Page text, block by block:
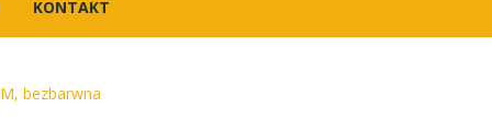
KONTAKT
bezbarwna